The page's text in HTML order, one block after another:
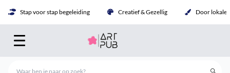
Stap voor stap begeleiding Creatief & Gezellig Door lokale